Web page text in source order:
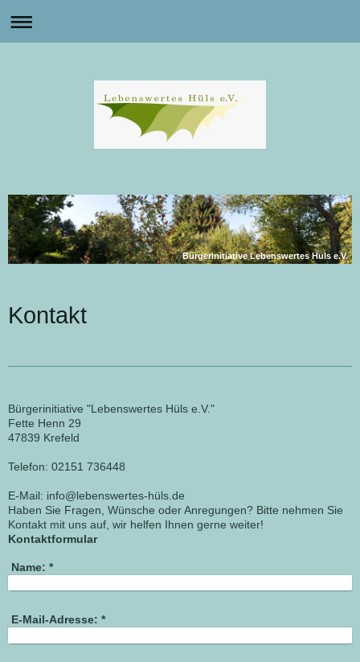
Bürgerinitiative Lebenswertes Hüls e.V.
Kontakt
Bürgerinitiative "Lebenswertes Hüls e.V."
Fette Henn 29
47839 Krefeld
Telefon: 02151 736448
E-Mail: info@lebenswertes-hüls.de
Haben Sie Fragen, Wünsche oder Anregungen? Bitte nehmen Sie
Kontakt mit uns auf, wir helfen Ihnen gerne weiter!
Kontaktformular
Name: *
E-Mail-Adresse: *